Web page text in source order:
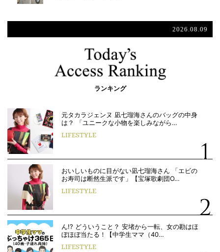
2026.08.09
ランキング
元タカラジェンヌ 凪七瑠海さんのバッグの中身
は？ 「ユニークな小物を楽しみながら…
LIFESTYLE
おいしいものに目がない凪七瑠海さん 「エビの
お寿司は断然生派です」【宝塚歌劇団O…
LIFESTYLE
ん!? どういうこと？ 安堵から一転、女の勘はほ
ぼほぼ当たる！【中学生ママ（40…
LIFESTYLE